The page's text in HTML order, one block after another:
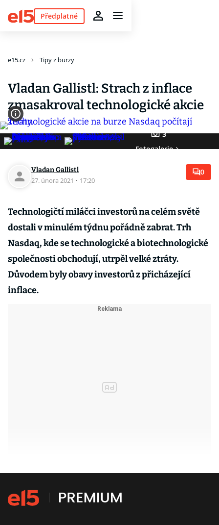
Předplatné
e15.cz Tipy z burzy
Vladan Gallistl: Strach z inflace
zmasakroval technologické akcie
3
Fotogalerie
Vladan Gallistl
27. února 2021 · 17:20
0
Technologičtí miláčci investorů na celém světě
dostali v minulém týdnu pořádně zabrat. Trh
Nasdaq, kde se technologické a biotechnologické
společnosti obchodují, utrpěl velké ztráty.
Důvodem byly obavy investorů z přicházející
inflace.